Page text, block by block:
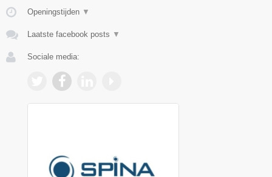
Openingstijden ▼
Laatste facebook posts ▼
Sociale media: